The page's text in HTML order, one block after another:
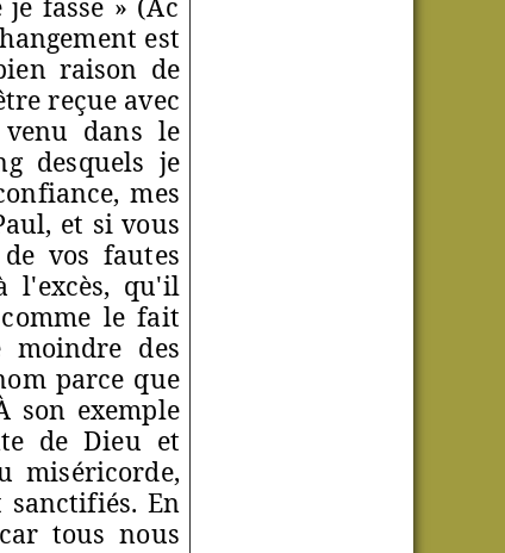
est
raison de
reçue avec
dans le
desquels je
mes
et si vous
vos fautes
l'excès, qu'il
le fait
des
parce que
son exemple
de Dieu et
miséricorde,
sanctifiés. En
tous nous